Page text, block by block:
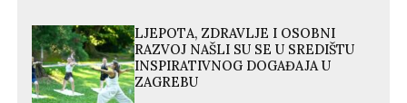
LJEPOTA, ZDRAVLJE I OSOBNI
RAZVOJ NAŠLI SU SE U SREDIŠTU
INSPIRATIVNOG DOGAĐAJA U
ZAGREBU